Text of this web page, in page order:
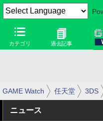
カテゴリ 過去記事
GAME Watch 任天堂 3DS
ニュース